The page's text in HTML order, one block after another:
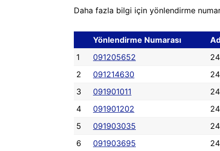
Daha fazla bilgi için yönlendirme
Yönlendirme Numarası
1
091205652
2
091214630
3
091901011
4
091901202
5
091903035
6
091903695